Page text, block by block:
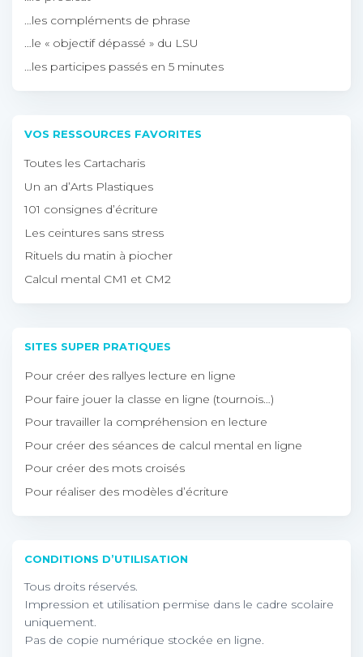
…les compléments de phrase
…le « objectif dépassé » du LSU
…les participes passés en 5 minutes
VOS RESSOURCES FAVORITES
Toutes les Cartacharis
Un an d’Arts Plastiques
101 consignes d’écriture
Les ceintures sans stress
Rituels du matin à piocher
Calcul mental CM1 et CM2
SITES SUPER PRATIQUES
Pour créer des rallyes lecture en ligne
Pour faire jouer la classe en ligne (tournois…)
Pour travailler la compréhension en lecture
Pour créer des séances de calcul mental en ligne
Pour créer des mots croisés
Pour réaliser des modèles d’écriture
CONDITIONS D’UTILISATION
Tous droits réservés.
Impression et utilisation permise dans le cadre scolaire
uniquement.
Pas de copie numérique stockée en ligne.